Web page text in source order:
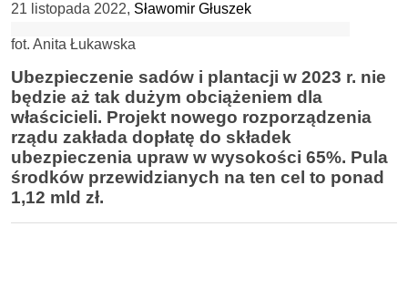
21 listopada 2022, Sławomir Głuszek
fot. Anita Łukawska
Ubezpieczenie sadów i plantacji w 2023 r. nie
będzie aż tak dużym obciążeniem dla
właścicieli. Projekt nowego rozporządzenia
rządu zakłada dopłatę do składek
ubezpieczenia upraw w wysokości 65%. Pula
środków przewidzianych na ten cel to ponad
1,12 mld zł.